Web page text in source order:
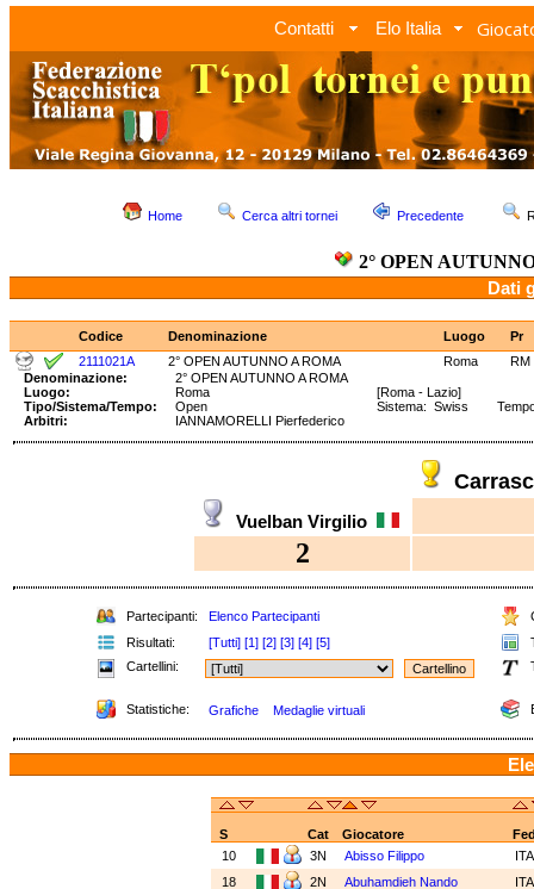
Contatti Elo Italia
Home Cerca altri tornei Precedente
2° OPEN
Dati
Codice Denominazione Luogo
Pr
2111021A
2° OPEN AUTUNNO A ROMA Roma
RM
Denominazione:
2° OPEN AUTUNNO A ROMA
Luogo:
Roma
[Roma - Lazio]
Tipo/Sistema/Tempo:
Open
Sistema: Swiss
Arbitri:
IANNAMORELLI Pierfederico
Vuelban Virgilio
2
Partecipanti: Elenco Partecipanti
Risultati:
[Tutti] [1] [2] [3] [4] [5]
Cartellini:
Statistiche: Grafiche Medaglie virtuali
S Cat Giocatore
10
3N Abisso Filippo
18
2N Abuhamdieh Nando